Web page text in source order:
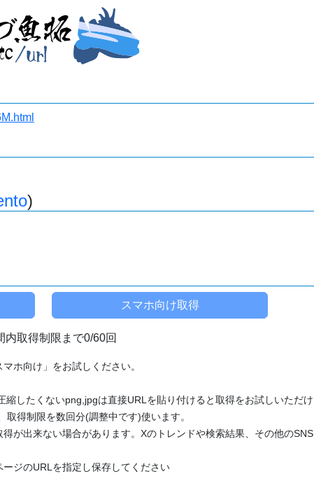
)
内取得制限まで0/60回
ホ向け」をお試しください。
したくないpng,jpgは直接URLを貼り付けると取得をお試しいただけ
得制限を数回分(調整中です)使います。
が出来ない場合があります。Xのトレンドや検索結果、その他のSNS
ジのURLを指定し保存してください